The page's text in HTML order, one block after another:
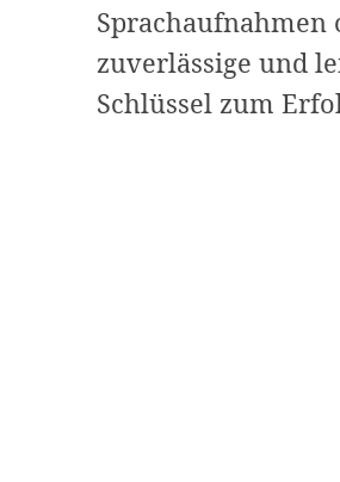
zuverlässige und
Schlüssel zum